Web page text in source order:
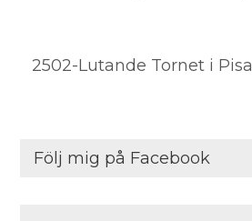
2502-Lutande Tornet i Pisa
Följ mig på Facebook